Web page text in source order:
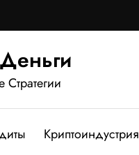
Криптоиндустрия